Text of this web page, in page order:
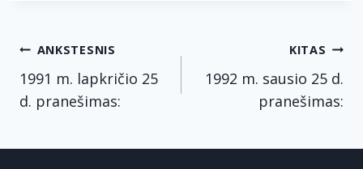
Navigacija
tarp
įrašų
ANKSTESNIS
1991 m. lapkričio 25
d. pranešimas:
KITAS
1992 m. sausio 25 d.
pranešimas: